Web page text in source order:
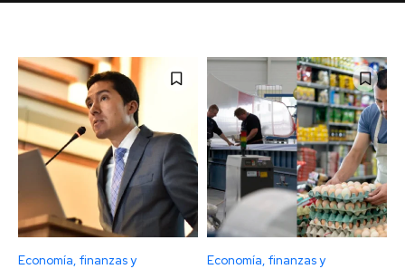
Economía, finanzas y
Economía, finanzas y